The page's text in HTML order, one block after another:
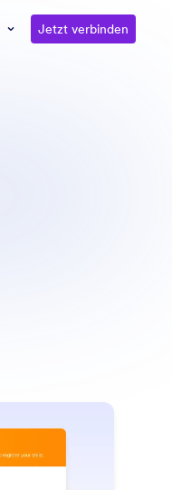
Jetzt verbinden